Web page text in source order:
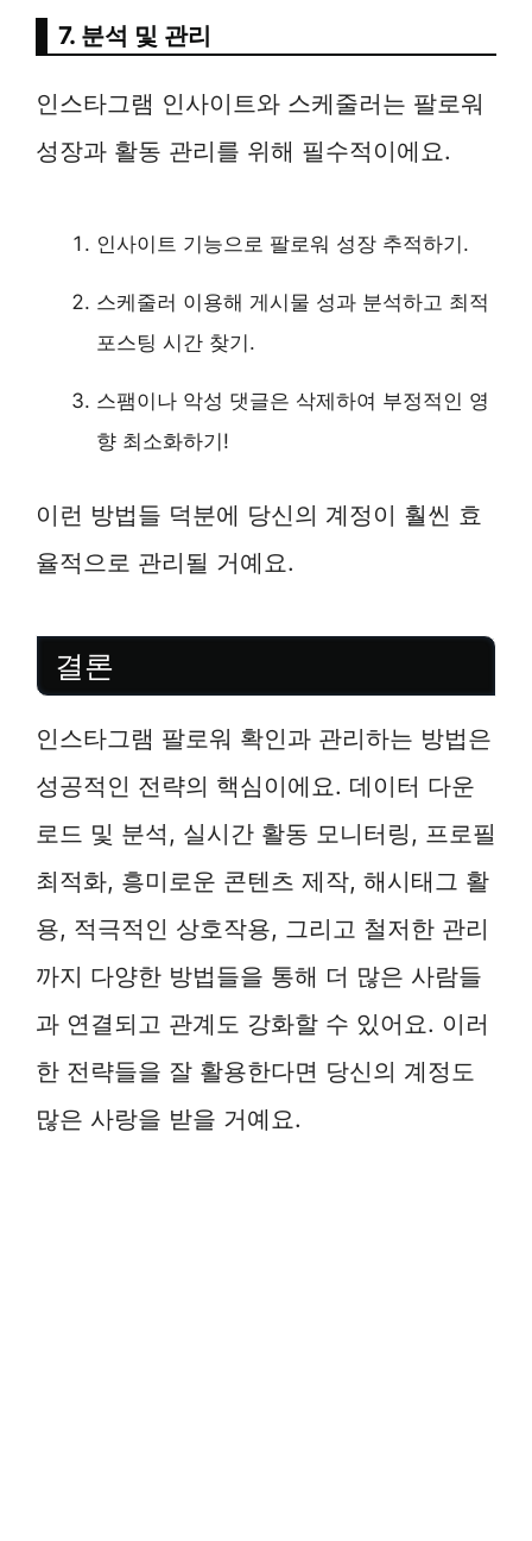
7. 분석 및 관리
인스타그램 인사이트와 스케줄러는 팔로워
성장과 활동 관리를 위해 필수적이에요.
인사이트 기능으로 팔로워 성장 추적하기.
스케줄러 이용해 게시물 성과 분석하고 최적
포스팅 시간 찾기.
스팸이나 악성 댓글은 삭제하여 부정적인 영
향 최소화하기!
이런 방법들 덕분에 당신의 계정이 훨씬 효
율적으로 관리될 거예요.
결론
인스타그램 팔로워 확인과 관리하는 방법은
성공적인 전략의 핵심이에요. 데이터 다운
로드 및 분석, 실시간 활동 모니터링, 프로필
최적화, 흥미로운 콘텐츠 제작, 해시태그 활
용, 적극적인 상호작용, 그리고 철저한 관리
까지 다양한 방법들을 통해 더 많은 사람들
과 연결되고 관계도 강화할 수 있어요. 이러
한 전략들을 잘 활용한다면 당신의 계정도
많은 사랑을 받을 거예요.